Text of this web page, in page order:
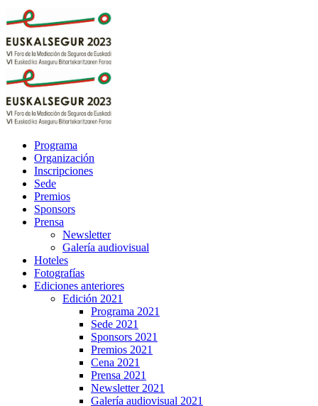
Programa
Organización
Inscripciones
Sede
Premios
Sponsors
Prensa
Newsletter
Galería audiovisual
Hoteles
Fotografías
Ediciones anteriores
Edición 2021
Programa 2021
Sede 2021
Sponsors 2021
Premios 2021
Cena 2021
Prensa 2021
Newsletter 2021
Galería audiovisual 2021